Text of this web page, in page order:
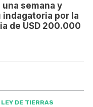
una semana y
por la
de USD 200.000
DE TIERRAS